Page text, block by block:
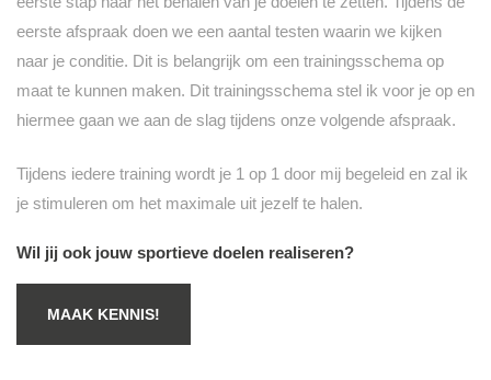
eerste afspraak doen we een aantal testen waarin we kijken
naar je conditie. Dit is belangrijk om een trainingsschema op
maat te kunnen maken. Dit trainingsschema stel ik voor je op en
hiermee gaan we aan de slag tijdens onze volgende afspraak.
Tijdens iedere training wordt je 1 op 1 door mij begeleid en zal ik
je stimuleren om het maximale uit jezelf te halen.
Wil jij ook jouw sportieve doelen realiseren?
MAAK KENNIS!